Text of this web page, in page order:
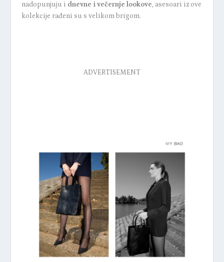
nadopunjuju i dnevne i večernje lookove, asesoari iz ove
kolekcije rađeni su s velikom brigom.
ADVERTISEMENT